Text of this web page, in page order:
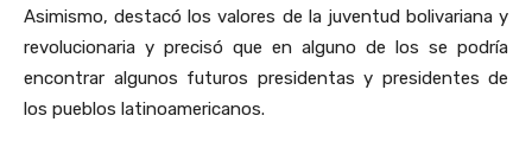
Asimismo,destacó los valores de la juventud bolivariana y
revolucionaria y precisó que en alguno de los se podría
encontrar algunos futuros presidentas y presidentes de
los pueblos latinoamericanos.